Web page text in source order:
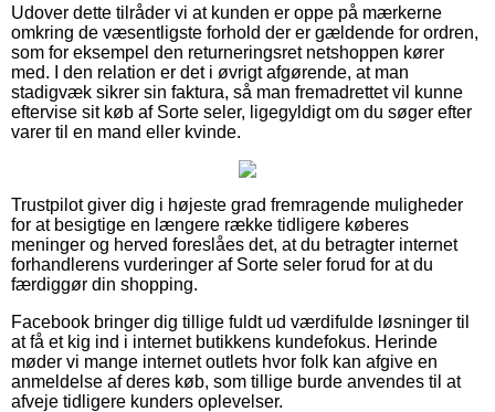
Udover dette tilråder vi at kunden er oppe på mærkerne
omkring de væsentligste forhold der er gældende for ordren,
som for eksempel den returneringsret netshoppen kører
med. I den relation er det i øvrigt afgørende, at man
stadigvæk sikrer sin faktura, så man fremadrettet vil kunne
eftervise sit køb af Sorte seler, ligegyldigt om du søger efter
varer til en mand eller kvinde.
Trustpilot giver dig i højeste grad fremragende muligheder
for at besigtige en længere række tidligere køberes
meninger og herved foreslåes det, at du betragter internet
forhandlerens vurderinger af Sorte seler forud for at du
færdiggør din shopping.
Facebook bringer dig tillige fuldt ud værdifulde løsninger til
at få et kig ind i internet butikkens kundefokus. Herinde
møder vi mange internet outlets hvor folk kan afgive en
anmeldelse af deres køb, som tillige burde anvendes til at
afveje tidligere kunders oplevelser.